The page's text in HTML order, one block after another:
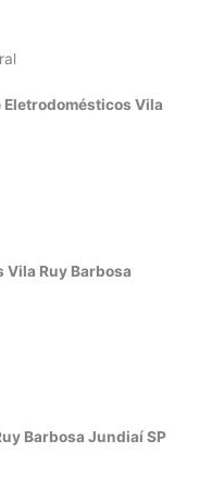
Eletrodomésticos Vila
Vila Ruy Barbosa
Barbosa Jundiaí SP